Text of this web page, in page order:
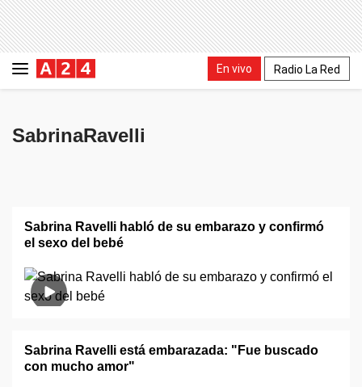
En vivo Radio La Red
SabrinaRavelli
Sabrina Ravelli habló de su embarazo y confirmó
el sexo del bebé
Sabrina Ravelli está embarazada: "Fue buscado
con mucho amor"